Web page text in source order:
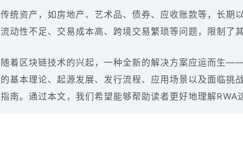
传统资产，如房地产、艺术品、债券、应收账款等，长期
流动性不足、交易成本高、跨境交易繁琐等问题，限制了
随着区块链技术的兴起，一种全新的解决方案应运而生
的基本理论、起源发展、发行流程、应用场景以及面临挑
指南。通过本文，我们希望能够帮助读者更好地理解RWA